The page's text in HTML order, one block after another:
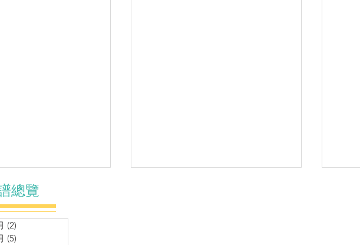
總覽
(2)
(5)